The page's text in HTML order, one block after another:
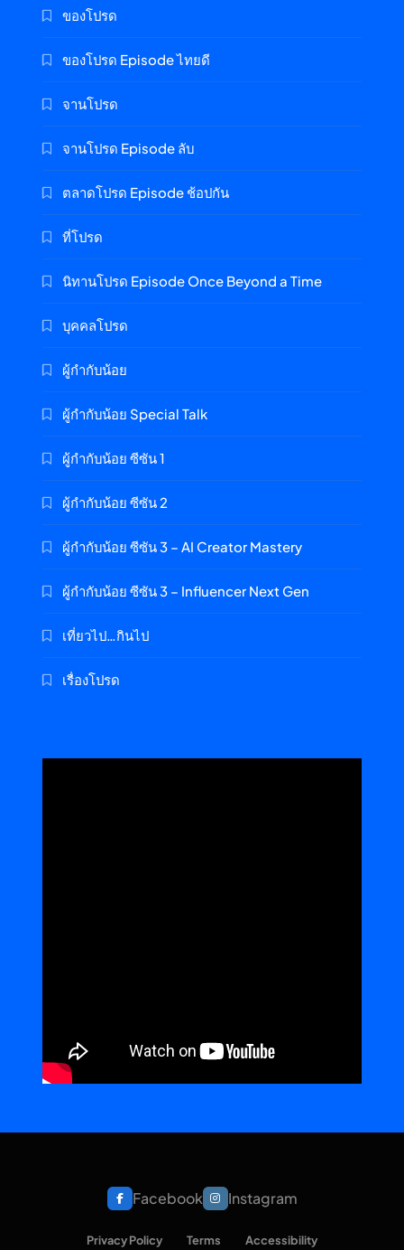
ของโปรด
ของโปรด Episode ไทยดี
จานโปรด
จานโปรด Episode ลับ
ตลาดโปรด Episode ช้อปกัน
ที่โปรด
นิทานโปรด Episode Once Beyond a Time
บุคคลโปรด
ผู้กำกับน้อย
ผู้กำกับน้อย Special Talk
ผู้กำกับน้อย ซีซัน 1
ผู้กำกับน้อย ซีซัน 2
ผู้กำกับน้อย ซีซัน 3 – AI Creator Mastery
ผู้กำกับน้อย ซีซัน 3 – Influencer Next Gen
เที่ยวไป…กินไป
เรื่องโปรด
Facebook Instagram
Privacy Policy Terms Accessibility